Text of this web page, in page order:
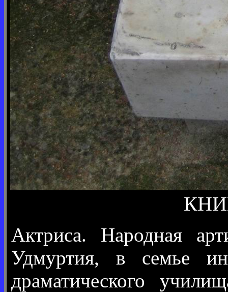
Актриса. Народная
Удмуртия, в семье
драматического